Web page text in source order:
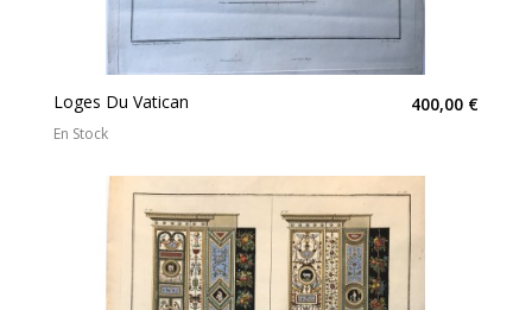
Loges Du Vatican 400,00 €
En Stock